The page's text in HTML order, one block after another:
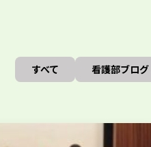
すべて 看護部ブログ